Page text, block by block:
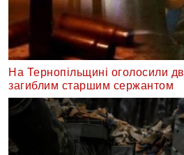
На Тернопільщині оголосили
загиблим старшим сержантом